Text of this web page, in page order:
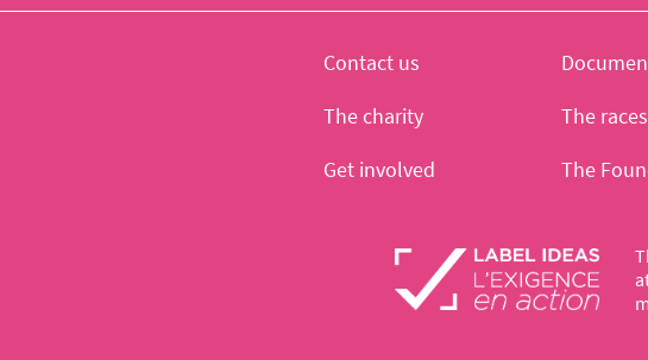
Contact us
The charity
The races
Get involved
The